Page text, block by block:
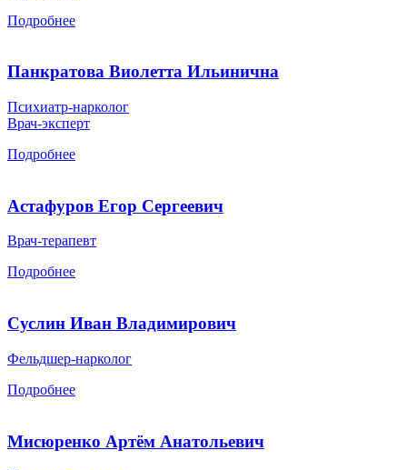
Подробнее
Панкратова Виолетта Ильинична
Психиатр-нарколог
Врач-эксперт
Подробнее
Астафуров Егор Сергеевич
Врач-терапевт
Подробнее
Суслин Иван Владимирович
Фельдшер-нарколог
Подробнее
Мисюренко Артём Анатольевич